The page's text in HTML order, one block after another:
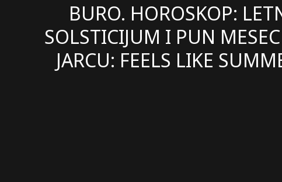
BURO. HOROSKOP:
SOLSTICIJUM I PUN
JARCU: FEELS LIKE